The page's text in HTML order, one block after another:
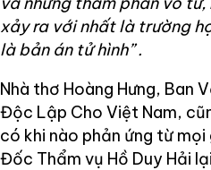
xảy ra với nhất là trường
là bản án tử hình” .
Nhà thơ Hoàng Hưng, Ban
Độc Lập Cho Việt Nam,
có khi nào phản ứng từ mọi
Đốc Thẩm vụ Hồ Duy Hải